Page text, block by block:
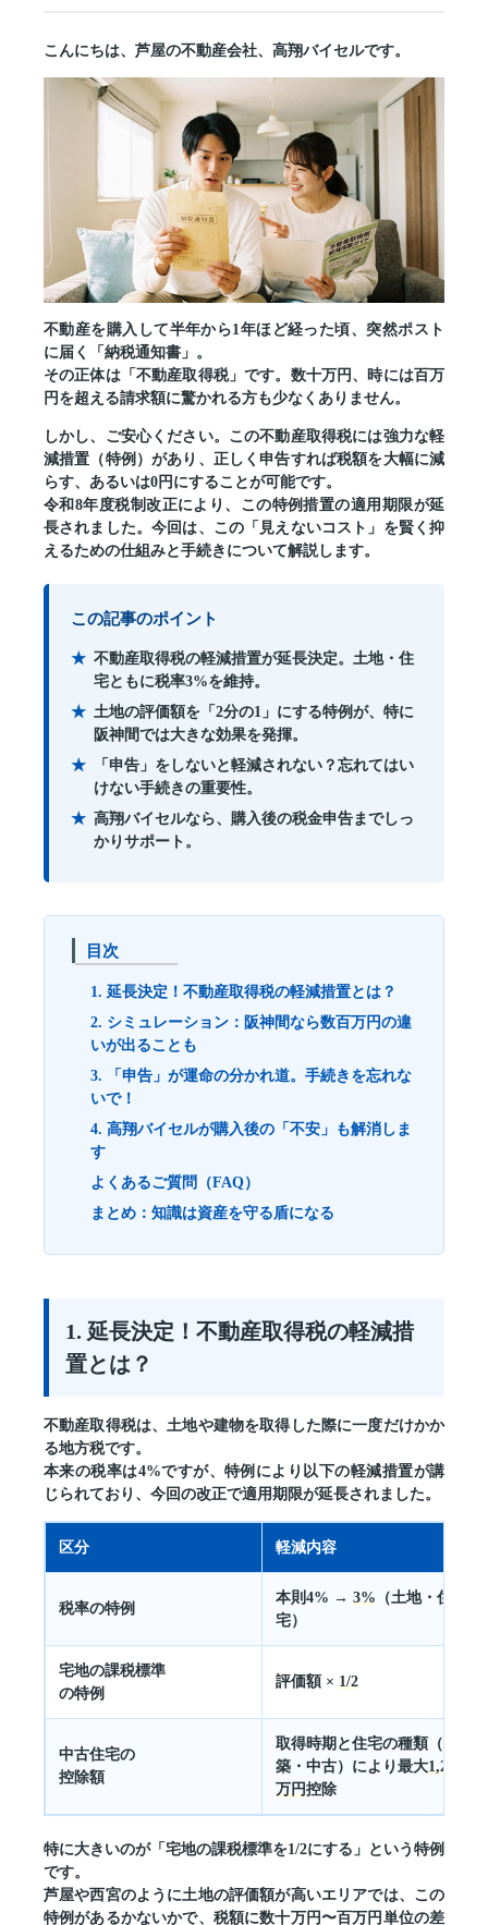
こんにちは、芦屋の不動産会社、高翔バイセルです。
不動産を購入して半年から1年ほど経った頃、突然ポスト
に届く「納税通知書」。
その正体は「不動産取得税」です。数十万円、時には百万
円を超える請求額に驚かれる方も少なくありません。
しかし、ご安心ください。この不動産取得税には強力な軽
減措置（特例）があり、正しく申告すれば税額を大幅に減
らす、あるいは0円にすることが可能です。
令和8年度税制改正により、この特例措置の適用期限が延
長されました。今回は、この「見えないコスト」を賢く抑
えるための仕組みと手続きについて解説します。
この記事のポイント
不動産取得税の軽減措置が延長決定。土地・住
宅ともに税率3%を維持。
土地の評価額を「2分の1」にする特例が、特に
阪神間では大きな効果を発揮。
「申告」をしないと軽減されない？忘れてはい
けない手続きの重要性。
高翔バイセルなら、購入後の税金申告までしっ
かりサポート。
目次
1. 延長決定！不動産取得税の軽減措置とは？
2. シミュレーション：阪神間なら数百万円の違
いが出ることも
3. 「申告」が運命の分かれ道。手続きを忘れな
いで！
4. 高翔バイセルが購入後の「不安」も解消しま
す
よくあるご質問（FAQ）
まとめ：知識は資産を守る盾になる
1. 延長決定！不動産取得税の軽減措
置とは？
不動産取得税は、土地や建物を取得した際に一度だけかか
る地方税です。
本来の税率は4%ですが、特例により以下の軽減措置が講
じられており、今回の改正で適用期限が延長されました。
区分 軽減内容
税率の特例
本則4% → 3% （土地・住
宅）
宅地の課税標準
の特例
評価額 × 1/2
中古住宅の
控除額
取得時期と住宅の種類（新
築・中古）により最大1,200
万円控除
特に大きいのが「宅地の課税標準を1/2にする」 という特例
です。
芦屋や西宮のように土地の評価額が高いエリアでは、この
特例があるかないかで、税額に数十万円〜百万円単位の差